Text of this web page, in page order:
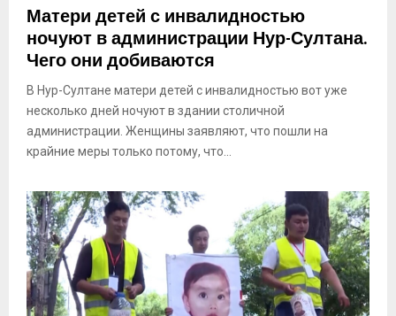
Матери детей с инвалидностью
ночуют в администрации Нур-Султана.
Чего они добиваются
В Нур-Султане матери детей с инвалидностью вот уже
несколько дней ночуют в здании столичной
администрации. Женщины заявляют, что пошли на
крайние меры только потому, что...